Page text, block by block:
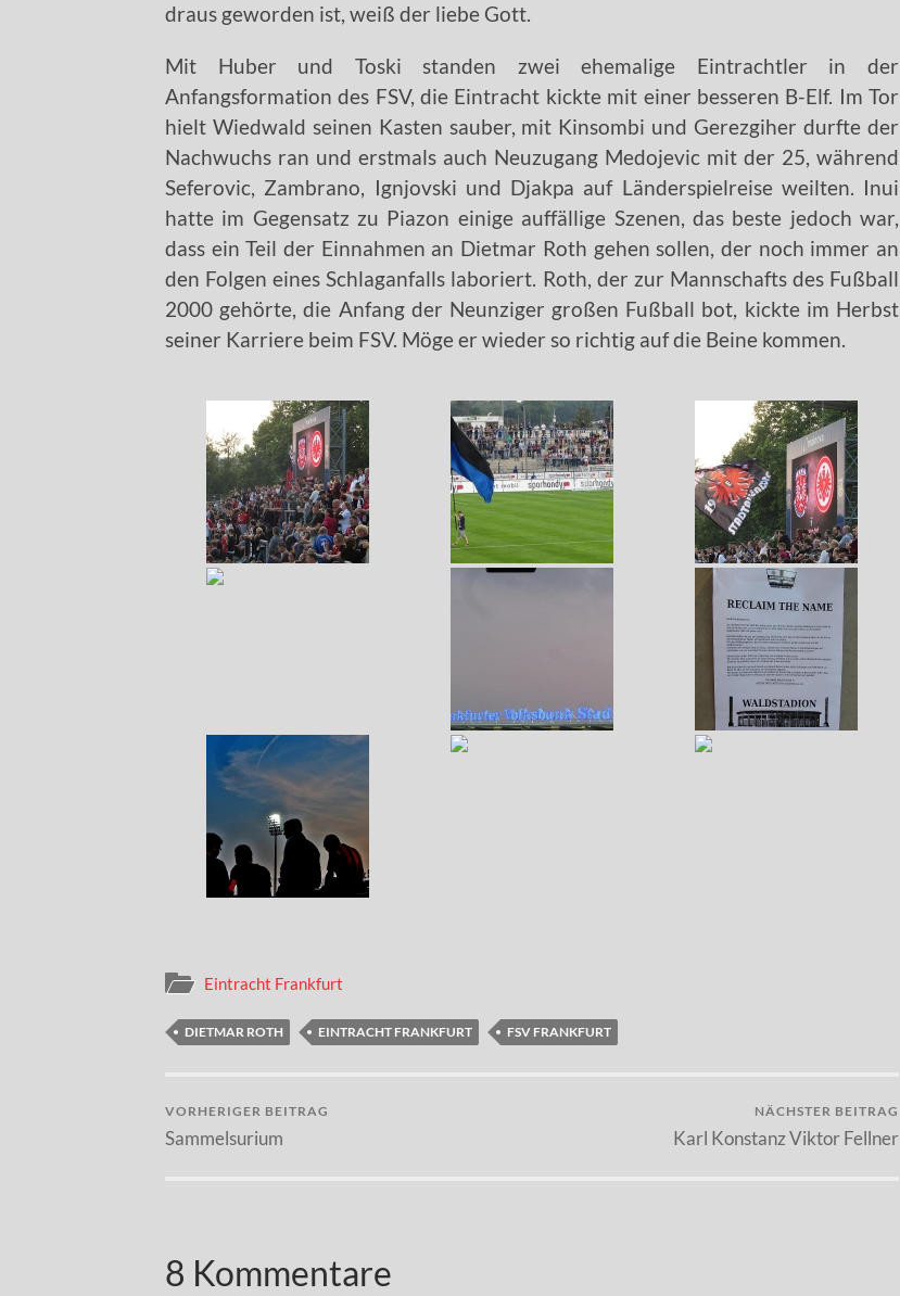
draus geworden ist, weiß der liebe Gott.
Mit Huber und Toski standen zwei ehemalige Eintrachtler in der
Anfangsformation des FSV, die Eintracht kickte mit einer besseren B-Elf. Im Tor
hielt Wiedwald seinen Kasten sauber, mit Kinsombi und Gerezgiher durfte der
Nachwuchs ran und erstmals auch Neuzugang Medojevic mit der 25, während
Seferovic, Zambrano, Ignjovski und Djakpa auf Länderspielreise weilten. Inui
hatte im Gegensatz zu Piazon einige auffällige Szenen, das beste jedoch war,
dass ein Teil der Einnahmen an Dietmar Roth gehen sollen, der noch immer an
den Folgen eines Schlaganfalls laboriert. Roth, der zur Mannschafts des Fußball
2000 gehörte, die Anfang der Neunziger großen Fußball bot, kickte im Herbst
seiner Karriere beim FSV. Möge er wieder so richtig auf die Beine kommen.
Eintracht Frankfurt
DIETMAR ROTH EINTRACHT FRANKFURT FSV FRANKFURT
VORHERIGER BEITRAG
Sammelsurium
NÄCHSTER BEITRAG
Karl Konstanz Viktor Fellner
8 Kommentare